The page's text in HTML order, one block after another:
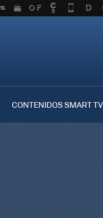
CONTENIDOS SMART TV